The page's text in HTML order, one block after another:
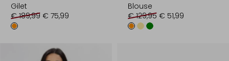
Gilet
€ 189,99 € 75,99
Blouse
€ 129,95 € 51,99